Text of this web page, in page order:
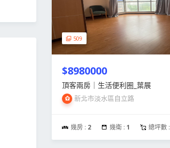
509
$8980000
頂客兩房｜生活便利圈_葉展
新北市淡水區自立路
幾房 : 2 幾衛 : 1 總坪數 :